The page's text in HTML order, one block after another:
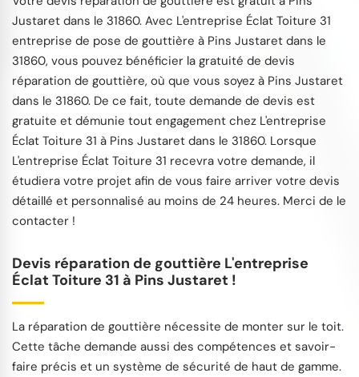
Justaret dans le 31860. Avec L'entreprise Éclat Toiture 31
entreprise de pose de gouttière à Pins Justaret dans le
31860, vous pouvez bénéficier la gratuité de devis
réparation de gouttière, où que vous soyez à Pins Justaret
dans le 31860. De ce fait, toute demande de devis est
gratuite et démunie tout engagement chez L'entreprise
Éclat Toiture 31 à Pins Justaret dans le 31860. Lorsque
L'entreprise Éclat Toiture 31 recevra votre demande, il
étudiera votre projet afin de vous faire arriver votre devis
détaillé et personnalisé au moins de 24 heures. Merci de le
contacter !
Devis réparation de gouttière L'entreprise
Éclat Toiture 31 à Pins Justaret !
La réparation de gouttière nécessite de monter sur le toit.
Cette tâche demande aussi des compétences et savoir-
faire précis et un système de sécurité de haut de gamme.